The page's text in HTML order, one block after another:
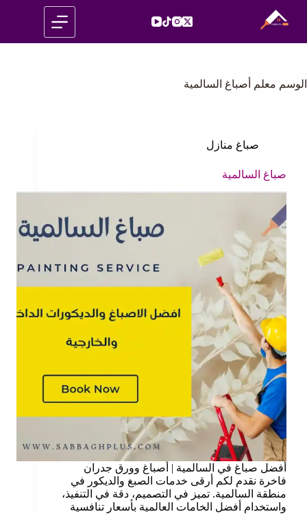
الوسم معلم أصباغ السالمية
صباغ منازل
صباغ السالمية
أفضل صباغ في السالمية | أصباغ وورق جدران
فاخرة نقدم لكم أرقى خدمات الصبغ والديكور في
منطقة السالمية. تميز في التصميم، دقة في التنفيذ،
واستخدام أفضل الخامات العالمية بأسعار تنافسية